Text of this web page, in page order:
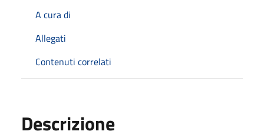
A cura di
Allegati
Contenuti correlati
Descrizione